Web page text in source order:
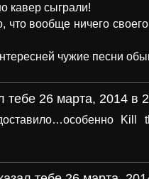
кавер сыграли!
что вообще ничего
чужие песни
тебе 26 марта, 2014 в
Kill